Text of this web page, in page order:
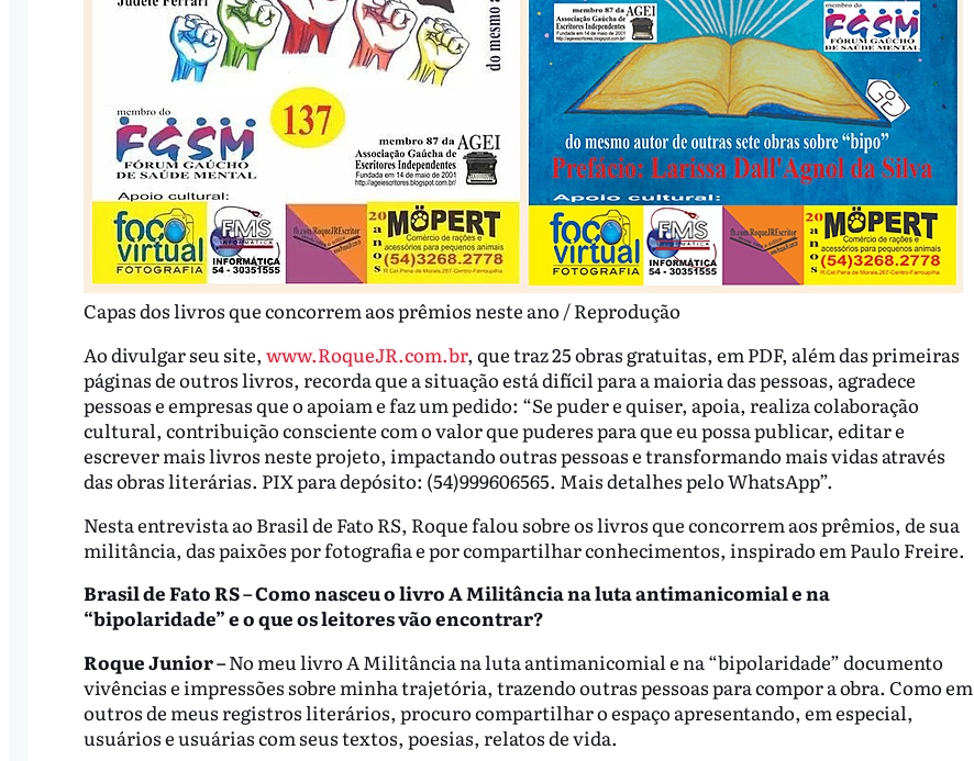
Capas dos livros que concorrem aos prêmios neste ano / Reprodução
Ao divulgar seu site, www.RoqueJR.com.br, que traz 25 obras gratuitas, em PDF, além das primeiras
páginas de outros livros, recorda que a situação está difícil para a maioria das pessoas, agradece
pessoas e empresas que o apoiam e faz um pedido: “Se puder e quiser, apoia, realiza colaboração
cultural, contribuição consciente com o valor que puderes para que eu possa publicar, editar e
escrever mais livros neste projeto, impactando outras pessoas e transformando mais vidas através
das obras literárias. PIX para depósito: (54)999606565. Mais detalhes pelo WhatsApp”.
Nesta entrevista ao Brasil de Fato RS, Roque falou sobre os livros que concorrem aos prêmios, de sua
militância, das paixões por fotografia e por compartilhar conhecimentos, inspirado em Paulo Freire.
Brasil de Fato RS – Como nasceu o livro A Militância na luta antimanicomial e na
“bipolaridade” e o que os leitores vão encontrar?
Roque Junior –No meu livro A Militância na luta antimanicomial e na “bipolaridade” documento
vivências e impressões sobre minha trajetória, trazendo outras pessoas para compor a obra. Como em
outros de meus registros literários, procuro compartilhar o espaço apresentando, em especial,
usuários e usuárias com seus textos, poesias, relatos de vida.